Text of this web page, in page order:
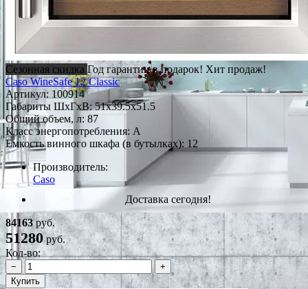
Сезонная скидка Год гарантии в подарок! Хит продаж!
Caso WineSafe 12 Classic
Артикул: 100914
Габариты ШxГxВ: 51x39.5x51.5
Общий объем, л: 87
Класс энергопотребления: A
Емкость винного шкафа (в бутылках): 12
Производитель:
Caso
Доставка сегодня!
84163руб.
51280руб.
Кол-во:
−
+
Купить